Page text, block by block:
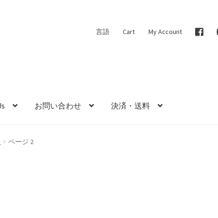
言語 Cart My Account
お問い合わせ 決済・送料
ページ 2